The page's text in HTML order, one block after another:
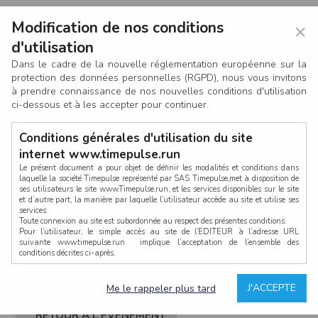
CONNEXION
RETOUR À L'ÉVÈNEMENT
×
Modification de nos conditions
d'utilisation
Dans le cadre de la nouvelle réglementation européenne sur la
protection des données personnelles (RGPD), nous vous invitons
à prendre connaissance de nos nouvelles conditions d'utilisation
ci-dessous et à les accepter pour continuer.
Conditions générales d'utilisation du site
internet www.timepulse.run
Le présent document a pour objet de définir les modalités et conditions dans
laquelle la société Timepulse représenté par SAS Timepulse,met à disposition de
ses utilisateurs le site www.Timepulse.run, et les services disponibles sur le site
et d’autre part, la manière par laquelle l’utilisateur accède au site et utilise ses
services.
Toute connexion au site est subordonnée au respect des présentes conditions.
Pour l’utilisateur, le simple accès au site de l’EDITEUR à l’adresse URL
suivante www.timepulse.run implique l’acceptation de l’ensemble des
conditions décrites ci-après.
La structure générale du site www.timepulse.run, par quelque procédé que ce
soit, sans l'autorisation préalable et par écrit de Fourcherot Mickael et/ou de ses
J'ACCEPTE
Me le rappeler plus tard